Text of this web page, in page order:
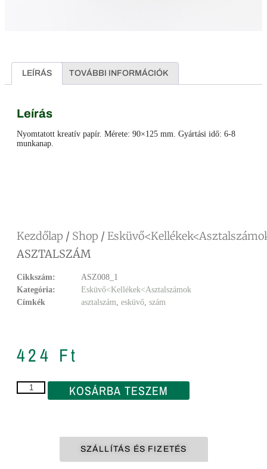
LEÍRÁS TOVÁBBI INFORMÁCIÓK
Leírás
Nyomtatott kreatív papír. Mérete: 90×125 mm. Gyártási idő: 6-8
munkanap.
Kezdőlap / Shop /
ASZTALSZÁM
Cikkszám:
ASZ008_1
Kategória:
Esküvő<Kellékek<Asztalszámok
Címkék
asztalszám, esküvő, szám
424 Ft
KOSÁRBA TESZEM
SZÁLLÍTÁS ÉS FIZETÉS